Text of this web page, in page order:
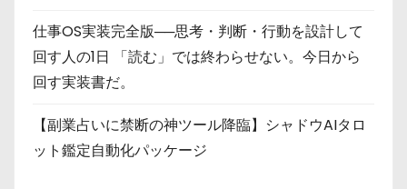
仕事OS実装完全版──思考・判断・行動を設計して
回す人の1日 「読む」では終わらせない。今日から
回す実装書だ。
【副業占いに禁断の神ツール降臨】シャドウAIタロ
ット鑑定自動化パッケージ